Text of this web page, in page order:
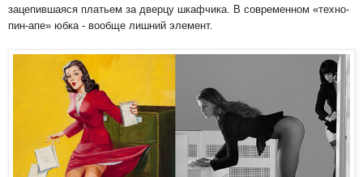
зацепившаяся платьем за дверцу шкафчика. В современном «техно-
пин-апе» юбка - вообще лишний элемент.